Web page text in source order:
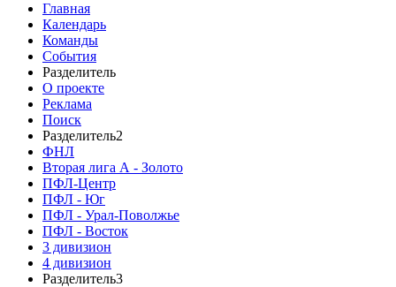
Главная
Календарь
Команды
События
Разделитель
О проекте
Реклама
Поиск
Разделитель2
ФНЛ
Вторая лига А - Золото
ПФЛ-Центр
ПФЛ - Юг
ПФЛ - Урал-Поволжье
ПФЛ - Восток
3 дивизион
4 дивизион
Разделитель3